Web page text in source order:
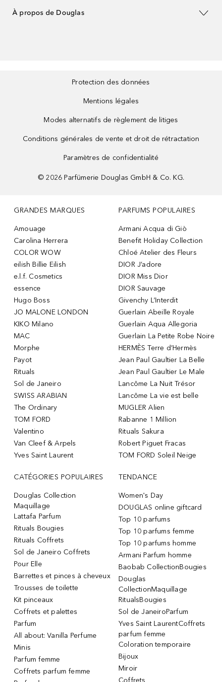
À propos de Douglas
Protection des données
Mentions légales
Modes alternatifs de règlement de litiges
Conditions générales de vente et droit de rétractation
Paramètres de confidentialité
© 2026 Parfümerie Douglas GmbH & Co. KG.
GRANDES MARQUES
Amouage
Carolina Herrera
COLOR WOW
eilish Billie Eilish
e.l.f. Cosmetics
essence
Hugo Boss
JO MALONE LONDON
KIKO Milano
MAC
Morphe
Payot
Rituals
Sol de Janeiro
SWISS ARABIAN
The Ordinary
TOM FORD
Valentino
Van Cleef & Arpels
Yves Saint Laurent
PARFUMS POPULAIRES
Armani Acqua di Giò
Benefit Holiday Collection
Chloé Atelier des Fleurs
DIOR J’adore
DIOR Miss Dior
DIOR Sauvage
Givenchy L’Interdit
Guerlain Abeille Royale
Guerlain Aqua Allegoria
Guerlain La Petite Robe Noire
HERMÈS Terre d’Hermès
Jean Paul Gaultier La Belle
Jean Paul Gaultier Le Male
Lancôme La Nuit Trésor
Lancôme La vie est belle
MUGLER Alien
Rabanne 1 Million
Rituals Sakura
Robert Piguet Fracas
TOM FORD Soleil Neige
CATÉGORIES POPULAIRES
Douglas Collection
Maquillage
Lattafa Parfum
Rituals Bougies
Rituals Coffrets
Sol de Janeiro Coffrets
Pour Elle
Barrettes et pinces à cheveux
Trousses de toilette
Kit pinceaux
Coffrets et palettes
Parfum
All about: Vanilla Perfume
Minis
Parfum femme
Coffrets parfum femme
TENDANCE
Women's Day
DOUGLAS online giftcard
Top 10 parfums
Top 10 parfums femme
Top 10 parfums homme
Armani Parfum homme
Baobab CollectionBougies
Douglas
CollectionMaquillage
RitualsBougies
Sol de JaneiroParfum
Yves Saint LaurentCoffrets
parfum femme
Coloration temporaire
Bijoux
Miroir
Coffrets